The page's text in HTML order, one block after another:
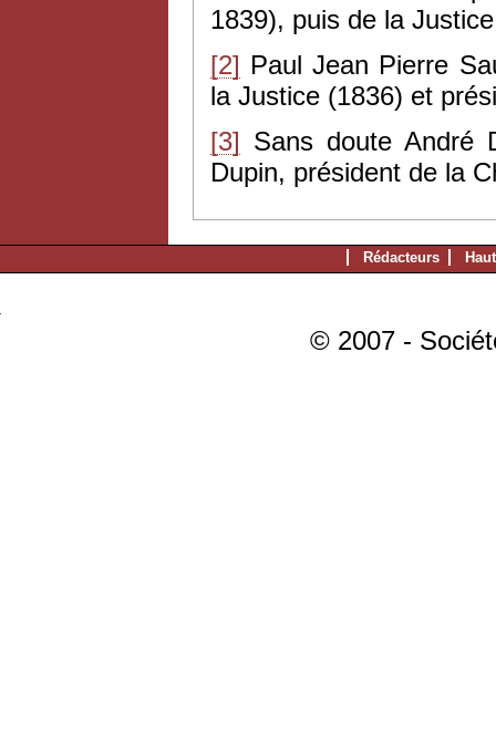
1839), puis de la
[2] Paul Jean Pierre
la Justice (1836) et
[3] Sans doute André
Dupin, président de la
Rédacteurs
© 2007 -